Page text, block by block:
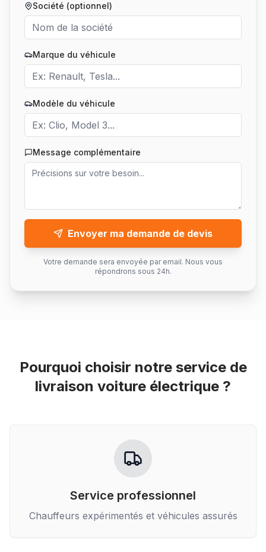
Société (optionnel)
Marque du véhicule
Modèle du véhicule
Message complémentaire
Envoyer ma demande de devis
Votre demande sera envoyée par email. Nous vous
répondrons sous 24h.
Pourquoi choisir notre service de
livraison voiture électrique ?
Service professionnel
Chauffeurs expérimentés et véhicules assurés